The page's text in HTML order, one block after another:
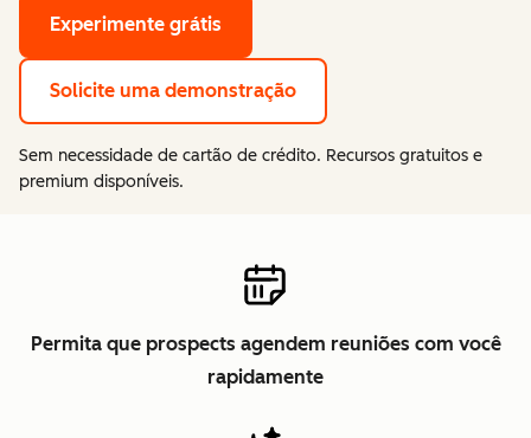
Experimente grátis
Solicite uma demonstração
Sem necessidade de cartão de crédito. Recursos gratuitos e
premium disponíveis.
Permita que prospects agendem reuniões com você
rapidamente